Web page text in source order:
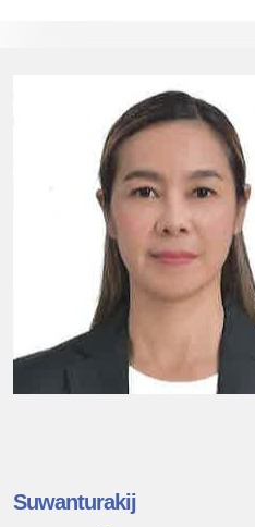
Suwanturakij